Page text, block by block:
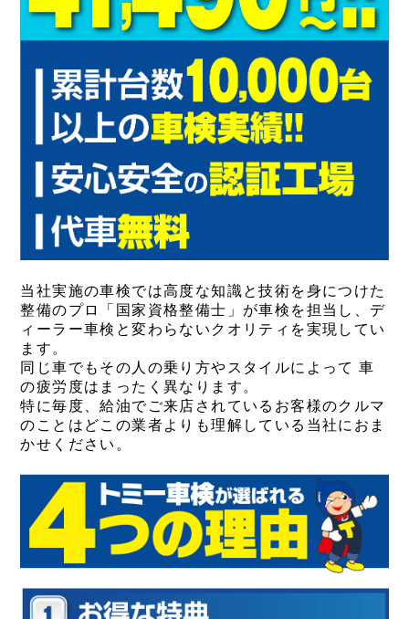
当社実施の車検では高度な知識と技術を身につけた
整備のプロ「国家資格整備士」が車検を担当し、デ
ィーラー車検と変わらないクオリティを実現してい
ます。
同じ車でもその人の乗り方やスタイルによって 車
の疲労度はまったく異なります。
特に毎度、給油でご来店されているお客様のクルマ
のことはどこの業者よりも理解している当社におま
かせください。